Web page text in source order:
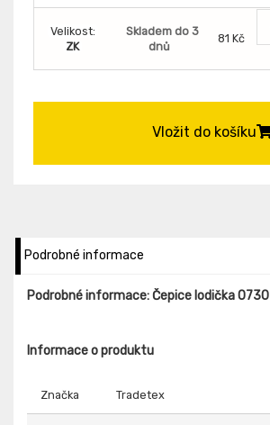
Velikost:
ZK
Skladem do 3
dnů
81 Kč
Vložit do košíku
Podrobné informace
Podrobné informace: Čepice lodička 0730
Informace o produktu
Značka Tradetex